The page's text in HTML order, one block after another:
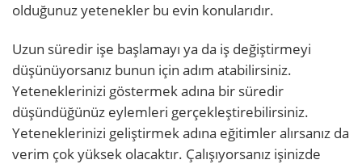
olduğunuz yetenekler bu evin konularıdır.
Uzun süredir işe başlamayı ya da iş değiştirmeyi
düşünüyorsanız bunun için adım atabilirsiniz.
Yeteneklerinizi göstermek adına bir süredir
düşündüğünüz eylemleri gerçekleştirebilirsiniz.
Yeteneklerinizi geliştirmek adına eğitimler alırsanız da
verim çok yüksek olacaktır. Çalışıyorsanız işinizde